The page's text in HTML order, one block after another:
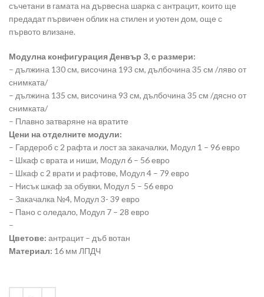
съчетани в гамата на дървесна шарка с антрацит, които ще
предадат първичен облик на стилен и уютен дом, още с
първото влизане.
Модулна конфигурация Денвър 3, с размери:
– дължина 130 см, височина 193 см, дълбочина 35 см /ляво от
снимката/
– дължина 135 см, височина 93 см, дълбочина 35 см /дясно от
снимката/
– Плавно затваряне на вратите
Цени на отделните модули:
– Гардероб с 2 рафта и лост за закачалки, Модул 1 – 96 евро
– Шкаф с врата и ниши, Модул 6 – 56 евро
– Шкаф с 2 врати и рафтове, Модул 4 – 79 евро
– Нисък шкаф за обувки, Модул 5 – 56 евро
– Закачалка №4, Модул 3- 39 евро
– Пано с оледало, Модул 7 – 28 евро
–
Цветове: антрацит – дъб вотан
Материал: 16 мм ЛПДЧ